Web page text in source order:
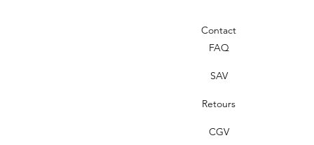
Contact
FAQ
SAV
Retours
CGV